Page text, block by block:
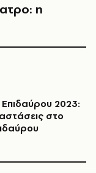
η
2023:
στο